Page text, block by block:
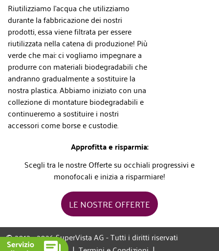
Riutilizziamo l'acqua che utilizziamo
durante la fabbricazione dei nostri
prodotti, essa viene filtrata per essere
riutilizzata nella catena di produzione! Più
verde che mai: ci vogliamo impegnare a
produrre con materiali biodegradabili che
andranno gradualmente a sostituire la
nostra plastica. Abbiamo iniziato con una
collezione di montature biodegradabili e
continueremo a sostituire i nostri
accessori come borse e custodie.
Approfitta e risparmia:
Scegli tra le nostre Offerte su occhiali progressivi e
monofocali e inizia a risparmiare!
LE NOSTRE OFFERTE
© 2012 - 2026 SuperVista AG - Tutti i diritti riservati